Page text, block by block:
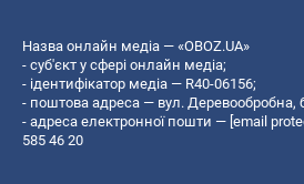
Назва онлайн медіа — «OBOZ.UA»
- суб'єкт у сфері онлайн медіа;
- ідентифікатор медіа — R40-06156;
- поштова адреса — вул. Деревообробна,
- адреса електронної пошти — [email
585 46 20